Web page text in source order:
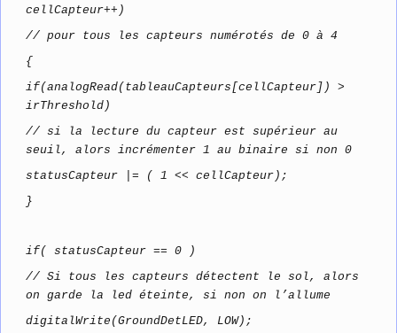
cellCapteur++)
// pour tous les capteurs numérotés de 0 à 4
{
if(analogRead(tableauCapteurs[cellCapteur]) >
irThreshold)
// si la lecture du capteur est supérieur au
seuil, alors incrémenter 1 au binaire si non 0
statusCapteur |= ( 1 << cellCapteur);
}
if( statusCapteur == 0 )
// Si tous les capteurs détectent le sol, alors
on garde la led éteinte, si non on l’allume
digitalWrite(GroundDetLED, LOW);